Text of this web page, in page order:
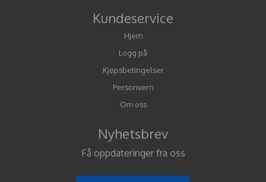
Kundeservice
Hjem
Logg på
Kjøpsbetingelser
Personvern
Om oss
Nyhetsbrev
Få oppdateringer fra oss